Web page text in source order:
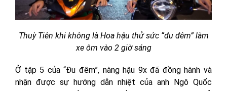
Thuỳ Tiên khi không là Hoa hậu thử sức “đu đêm” làm
xe ôm vào 2 giờ sáng
Ở tập 5 của “Đu đêm”, nàng hậu 9x đã đồng hành và
nhận được sự hướng dẫn nhiệt của anh Ngô Quốc